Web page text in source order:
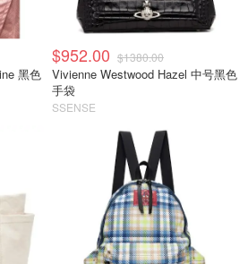
$952.00 $1380.00
Vivienne Westwood Hazel 中号黑色
手袋
SSENSE